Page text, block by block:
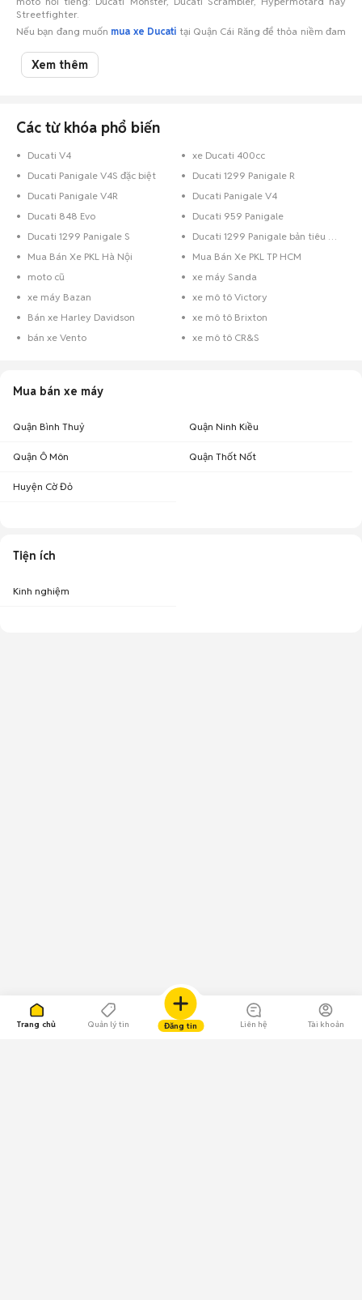
Trang chủ Quản lý tin Đăng tin Liên hệ Tài khoản
Streetfighter.
Nếu bạn đang muốn mua xe Ducati tại Quận Cái Răng để thỏa niềm đam
tụ hàng ngàn tin đăng
khác nhau, bạn có thể dễ dàng chọn lựa được chiếc xe ưng ý, hợp nhu cầu
chiếc xe tới người thực sự cần nó với mức giá xe moto Ducati thuận mua
vừa bán. Các thông tinxe moto Ducati
Xe !
Xem thêm
Các từ khóa phổ biến
Ducati V4
xe Ducati 400cc
Ducati Panigale V4S đặc biệt
Ducati 1299 Panigale R
Ducati Panigale V4R
Ducati Panigale V4
Ducati 848 Evo
Ducati 959 Panigale
Ducati 1299 Panigale S
Ducati 1299 Panigale bản tiêu chuẩn
Mua Bán Xe PKL Hà Nội
Mua Bán Xe PKL TP HCM
moto cũ
xe máy Sanda
xe máy Bazan
xe mô tô Victory
Bán xe Harley Davidson
xe mô tô Brixton
bán xe Vento
xe mô tô CR&S
Mua bán xe máy
Quận Bình Thuỷ Quận Ninh Kiều
Quận Ô Môn Quận Thốt Nốt
Huyện Cờ Đỏ
Tiện ích
Kinh nghiệm